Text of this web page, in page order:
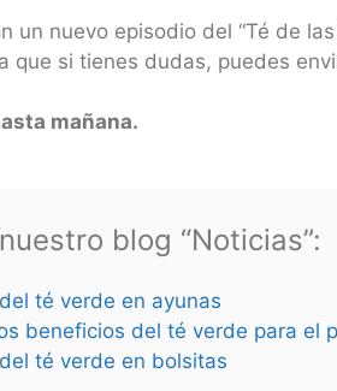
un nuevo episodio del “Té de
que si tienes dudas, puedes
mañana.
blog “Noticias”:
té verde en ayunas
beneficios del té verde para el
té verde en bolsitas